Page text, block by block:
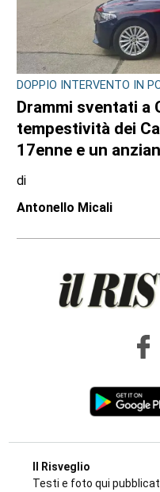
DOPPIO INTERVENTO IN
Drammi sventati a
tempestività dei
17enne e un
di
Antonello Micali
Il Risveglio
Testi e foto qui